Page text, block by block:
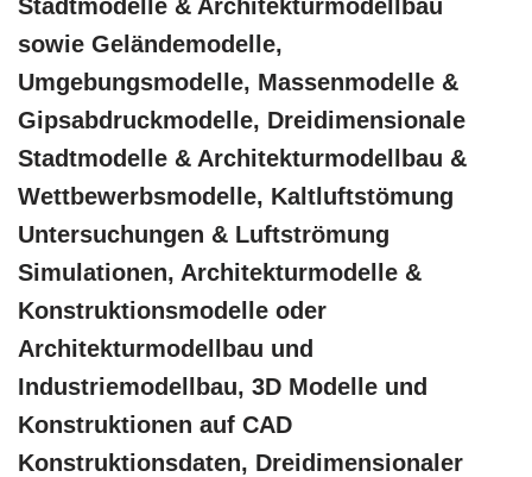
Stadtmodelle & Architekturmodellbau
sowie Geländemodelle,
Umgebungsmodelle, Massenmodelle &
Gipsabdruckmodelle, Dreidimensionale
Stadtmodelle & Architekturmodellbau &
Wettbewerbsmodelle, Kaltluftstömung
Untersuchungen & Luftströmung
Simulationen, Architekturmodelle &
Konstruktionsmodelle oder
Architekturmodellbau und
Industriemodellbau, 3D Modelle und
Konstruktionen auf CAD
Konstruktionsdaten, Dreidimensionaler